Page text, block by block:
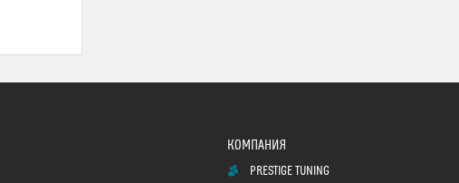
PRESTIGE TUNING